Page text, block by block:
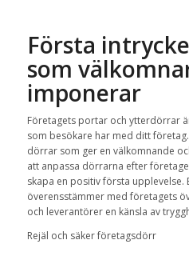
Första
som
imponerar
Företagets portar och ytterdörrar
som besökare har med ditt
dörrar som ger en välkomnande
att anpassa dörrarna efter
skapa en positiv första upplevelse.
överensstämmer med företagets
och leverantörer en känsla av
Rejäl och säker företagsdörr